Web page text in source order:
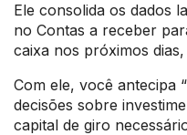
Ele consolida os dados
no Contas a receber
caixa nos próximos
Com ele, você antecipa
decisões sobre
capital de giro